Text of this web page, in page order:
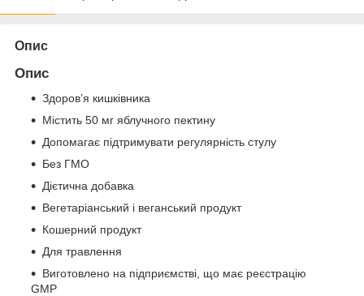
Опис
Опис
Здоров’я кишківника
Містить 50 мг яблучного пектину
Допомагає підтримувати регулярність стулу
Без ГМО
Дієтична добавка
Вегетаріанський і веганський продукт
Кошерний продукт
Для травлення
Виготовлено на підприємстві, що має реєстрацію
GMP